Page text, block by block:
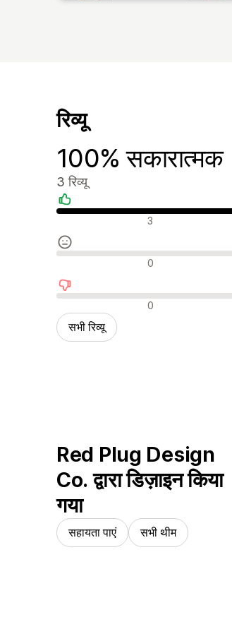
रिव्यू
100% सकारात्मक
3 रिव्यू
सकारात्मक रिव्यू 3
न्यूट्रल रिव्यू 0
नकारात्मक रिव्यू 0
सभी रिव्यू
Red Plug Design
Co. द्वारा डिज़ाइन किया
गया
सहायता पाएं सभी थीम